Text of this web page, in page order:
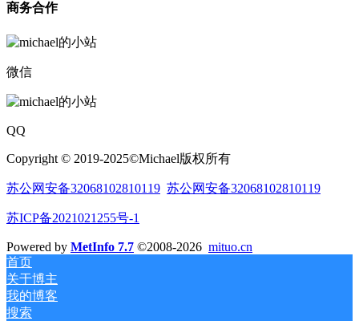
商务合作
微信
QQ
Copyright © 2019-2025©Michael版权所有
苏公网安备32068102810119 苏公网安备32068102810119
苏ICP备2021021255号-1
Powered by MetInfo 7.7 ©2008-2026 mituo.cn
首页
关于博主
我的博客
搜索